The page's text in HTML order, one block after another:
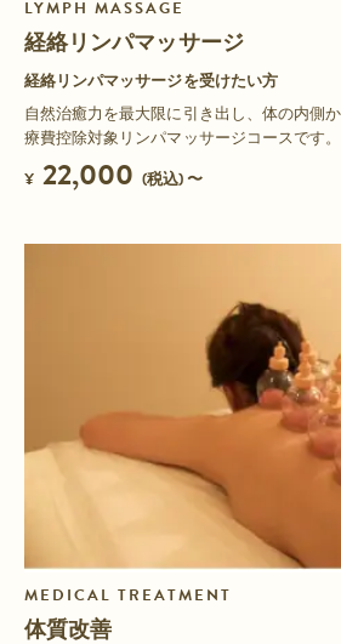
LYMPH MASSAGE
経絡リンパマッサージ
経絡リンパマッサージを受けたい方
自然治癒力を最大限に引き出し、体の内側
療費控除対象リンパマッサージコースです。
¥ 22,000 (税込) 〜
MEDICAL TREATMENT
体質改善